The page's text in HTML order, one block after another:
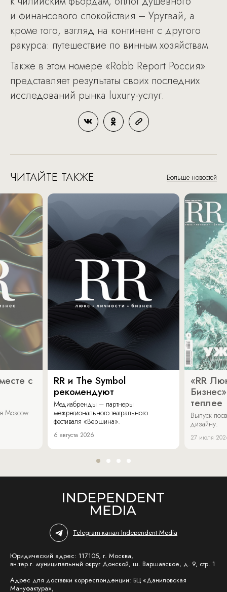
и финансового спокойствия – Уругвай, а
кроме того, взгляд на континент с другого
ракурса: путешествие по винным хозяйствам.
Также в этом номере «Robb Report Россия»
представляет результаты своих последних
исследований рынка luxury-услуг.
ЧИТАЙТЕ ТАКЖЕ Больше новостей
с
Moscow
RR и The Symbol
рекомендуют
Медиабренды – партнеры
межрегионального театрального
фестиваля «Вершина».
6 августа 2026
«RR
теплее
Выпуск
дизайну.
27 июля
Telegram-канал Independent Media
Юридический адрес: 117105, г. Москва,
вн.тер.г. муниципальный округ Донской, ш. Варшавское, д. 9, стр. 1
Адрес для доставки корреспонденции: БЦ «Даниловская
Мануфактура»,